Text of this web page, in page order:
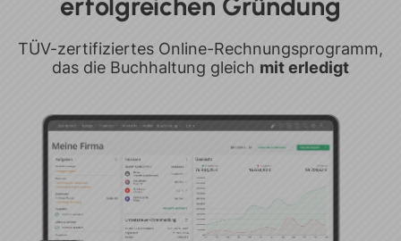
TÜV-zertifiziertes Online-Rechnungsprogramm,
das die Buchhaltung gleich mit erledigt